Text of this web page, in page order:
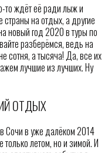
то ждёт её ради лыж и
страны на отдых, а другие
новый год 2020 в туры по
разберёмся, ведь на
сотня, а тысяча! Да, все их
лучшие из лучших. Ну
ОТДЫХ
Сочи в уже далёком 2014
только летом, но и зимой. И